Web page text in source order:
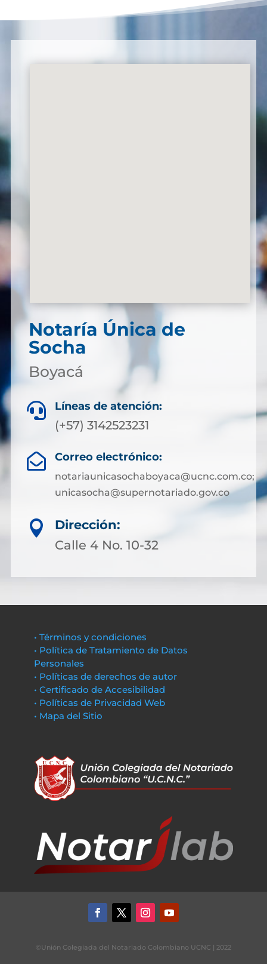
Notaría Única de
Socha
Boyacá
 Líneas de atención:
(+57) 3142523231
 Correo electrónico:
notariaunicasochaboyaca@ucnc.com.co;
unicasocha@supernotariado.gov.co

Dirección:
Calle 4 No. 10-32
• Términos y condiciones
• Política de Tratamiento de Datos
Personales
• Políticas de derechos de autor
• Certificado de Accesibilidad
• Políticas de Privacidad Web
• Mapa del Sitio
©Unión Colegiada del Notariado Colombiano UCNC | 2022